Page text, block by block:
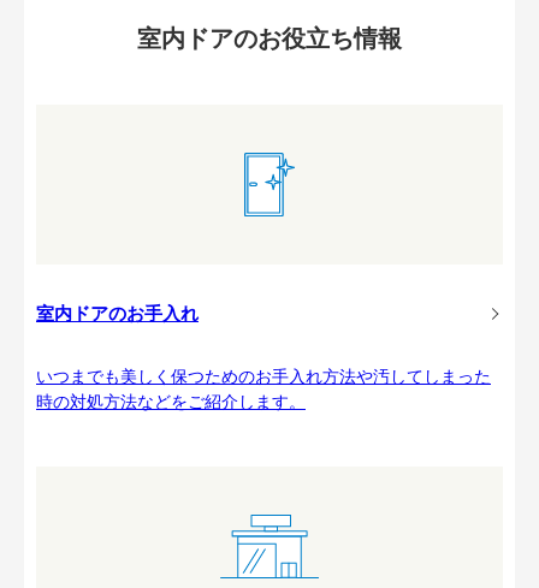
室内ドアのお役立ち情報
室内ドアのお手入れ
いつまでも美しく保つためのお手入れ方法や汚してしまった
時の対処方法などをご紹介します。